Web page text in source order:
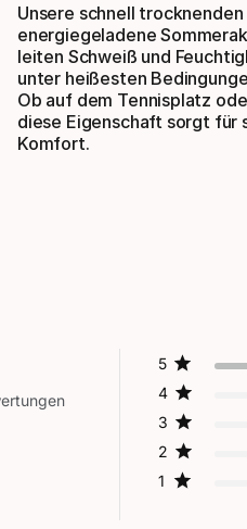
Unsere schnell
energiegeladene
leiten Schweiß und
unter heißesten
Ob auf dem Tennisplatz
diese Eigenschaft sorgt für
Komfort.
5
4
3
2
1